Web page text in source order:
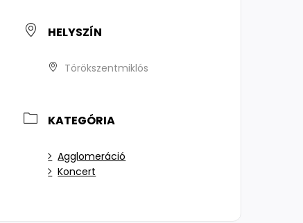
HELYSZÍN
Törökszentmiklós
KATEGÓRIA
Agglomeráció
Koncert